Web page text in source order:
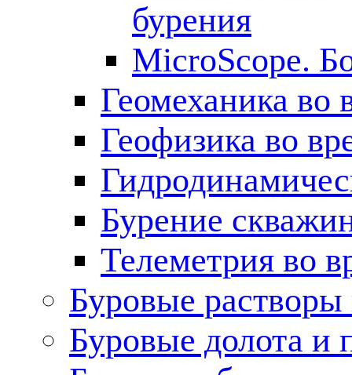
бурения
MicroScope.
Геомеханика во
Геофизика во
Бурение
Телеметрия во
Буровые
Буровые долота и